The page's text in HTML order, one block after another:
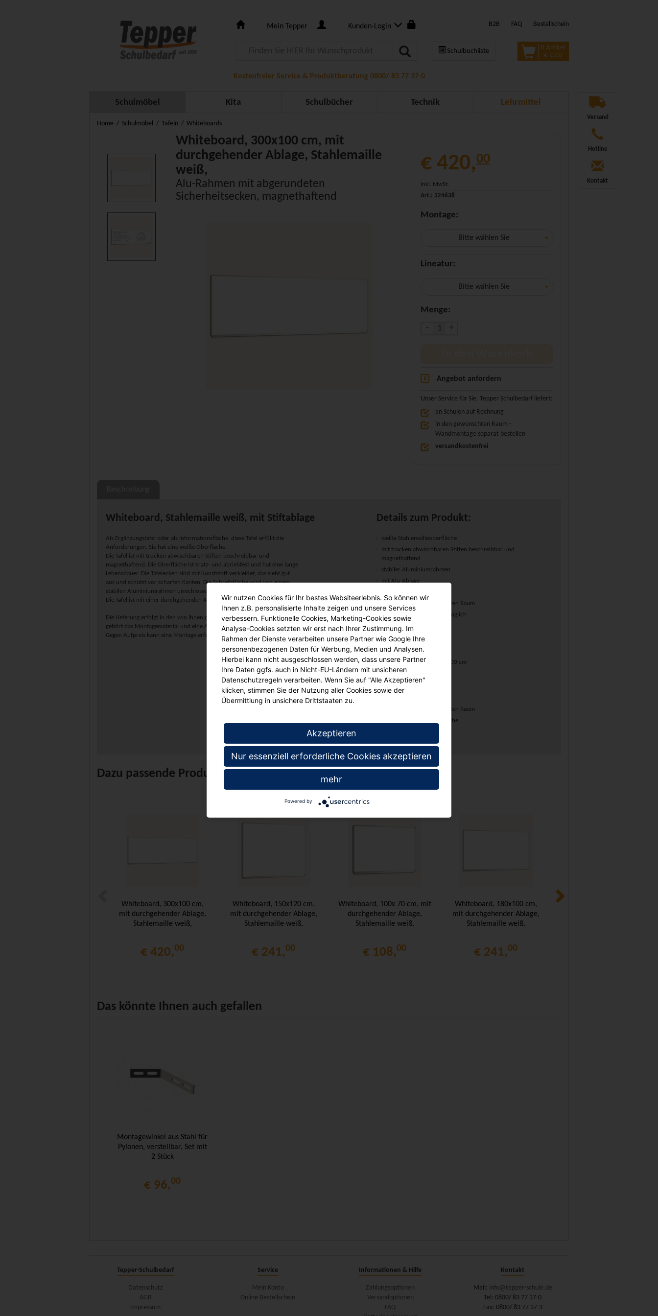
Mein Tepper Kunden-Login B2B FAQ Bestellschein
Schulbuchliste 0 Artikel
€ 0,00
Kostenfreier Service & Produktberatung 0800/ 83 77 37-0
Schulmöbel Kita Schulbücher Technik Lehrmittel
Versand
Hotline
Kontakt
Home Schulmöbel Tafeln Whiteboards
Whiteboard, 300x100 cm, mit
durchgehender Ablage, Stahlemaille
weiß,
Alu-Rahmen mit abgerundeten
Sicherheitsecken, magnethaftend
€ 420,00
inkl. MwSt.
Art.: 324638
Montage:
Bitte wählen Sie
Lineatur:
Bitte wählen Sie
Menge:
Angebot anfordern
Unser Service für Sie. Tepper Schulbedarf liefert:
an Schulen auf Rechnung
in den gewünschten Raum -
Wandmontage separat bestellen
versandkostenfrei
Whiteboard, Stahlemaille weiß, mit Stiftablage
Als Ergänzungstafel oder als Informationsfläche, diese Tafel erfüllt die
Anforderungen. Sie hat eine weiße Oberfläche.
Die Tafel ist mit trocken abwischbaren Stiften beschreibbar und
magnethaftend. Die Oberfläche ist kratz- und abriebfest und hat eine lange
Lebensdauer. Die Tafelecken sind mit Kunststoff verkleidet, das sieht gut
aus und schützt vor scharfen Kanten. Die Schreibfläche wird von einem
stabilen Aluminiumrahmen umschlossen.
Die Tafel ist mit einer durchgehenden Aluminium-Ablage ausgestattet.
Die Lieferung erfolgt in den von Ihnen gewünschten Raum. Zum Lieferumfang
gehört das Montagematerial und eine Aufbauanleitung.
Gegen Aufpreis kann eine Montage erfolgen.
Details zum Produkt:
weiße Stahlemailleoberfläche
mit trocken abwischbaren Stiften beschreibbar und
magnethaftend
stabiler Aluminiumrahmen
mit Alu-Ablage
Lieferung in den gewünschten Raum
Montage gegen Aufpreis möglich
Maße:
Arbeitsfläche (B/H): 300x100 cm
Schreibfläche: 3,0 m²
Lieferung in den gewünschten Raum
Weiße Stahlemailleoberfläche
Dazu passende Produkte
Whiteboard, 300x100 cm,
mit durchgehender Ablage,
Stahlemaille weiß,
€ 420,00
Whiteboard, 150x120 cm,
mit durchgehender Ablage,
Stahlemaille weiß,
€ 241,00
Whiteboard, 100x 70 cm, mit
durchgehender Ablage,
Stahlemaille weiß,
€ 108,00
Whiteboard, 180x100 cm,
mit durchgehender Ablage,
Stahlemaille weiß,
€ 241,00
Das könnte Ihnen auch gefallen
Montagewinkel aus Stahl für
Pylonen, verstellbar, Set mit
2 Stück
€ 96,00
Tepper-Schulbedarf
Datenschutz
AGB
Impressum
Service
Mein Konto
Online Bestellschein
Informationen & Hilfe
Zahlungsoptionen
Versandoptionen
FAQ
Kontakt
Mail: info@tepper-schule.de
Tel: 0800/ 83 77 37-0
Fax: 0800/ 83 77 37-3
Wir nutzen Cookies für Ihr bestes Websiteerlebnis. So können wir
Ihnen z.B. personalisierte Inhalte zeigen und unsere Services
verbessern. Funktionelle Cookies, Marketing-Cookies sowie
Analyse-Cookies setzten wir erst nach Ihrer Zustimmung. Im
Rahmen der Dienste verarbeiten unsere Partner wie Google Ihre
personenbezogenen Daten für Werbung, Medien und Analysen.
Hierbei kann nicht ausgeschlossen werden, dass unsere Partner
Ihre Daten ggfs. auch in Nicht-EU-Ländern mit unsicheren
Datenschutzregeln verarbeiten. Wenn Sie auf "Alle Akzeptieren"
klicken, stimmen Sie der Nutzung aller Cookies sowie der
Übermittlung in unsichere Drittstaaten zu.
Akzeptieren
Nur essenziell erforderliche Cookies akzeptieren
mehr
Powered by